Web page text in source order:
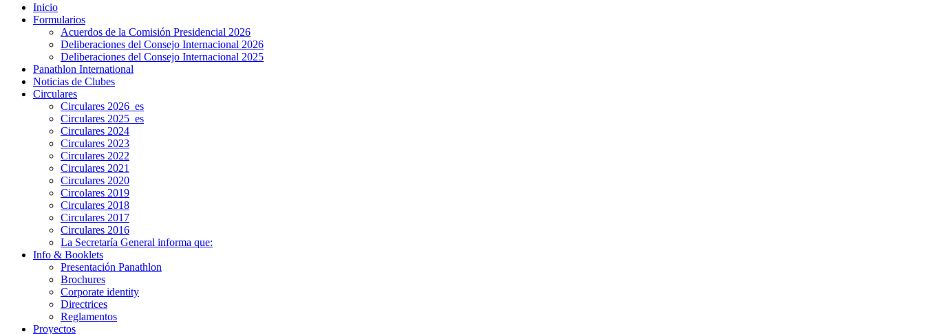
Inicio
Formularios
Acuerdos de la Comisión Presidencial 2026
Deliberaciones del Consejo Internacional 2026
Deliberaciones del Consejo Internacional 2025
Panathlon International
Noticias de Clubes
Circulares
Circulares 2026_es
Circulares 2025_es
Circulares 2024
Circulares 2023
Circulares 2022
Circulares 2021
Circulares 2020
Circolares 2019
Circulares 2018
Circulares 2017
Circulares 2016
La Secretaría General informa que:
Info & Booklets
Presentación Panathlon
Brochures
Corporate identity
Directrices
Reglamentos
Proyectos